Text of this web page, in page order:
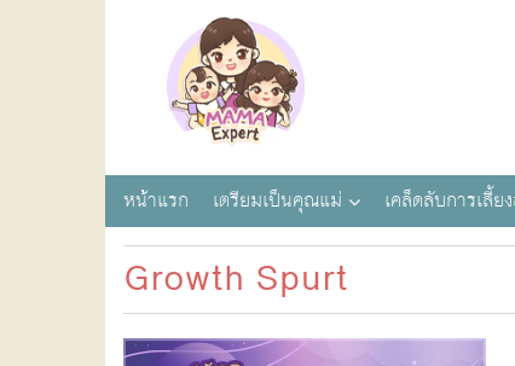
หน้าแรก เตรียมเป็นคุณแม่ เคล็ดลับการเลี้ย
Growth Spurt